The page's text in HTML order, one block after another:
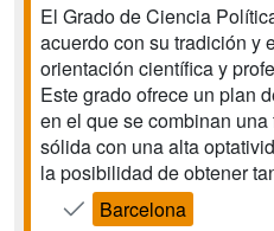
El Grado de Ciencia
acuerdo con su tradición y
orientación científica y
Este grado ofrece un plan
en el que se combinan
sólida con una alta
la posibilidad de obtener
Barcelona